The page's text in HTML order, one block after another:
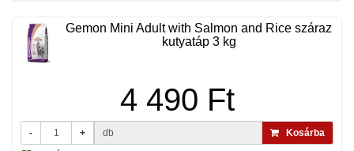
Gemon Mini Adult with Salmon and Rice száraz
kutyatáp 3 kg
4 490 Ft
- + db
Kosárba